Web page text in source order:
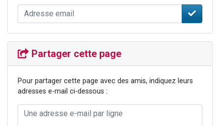
Partager cette page
Pour partager cette page avec des amis, indiquez leurs
adresses e-mail ci-dessous :